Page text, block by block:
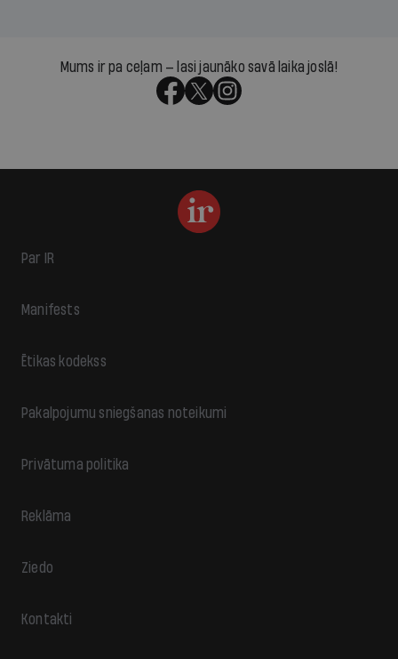
Mums ir pa ceļam — lasi jaunāko savā laika joslā!
Par IR
Manifests
Ētikas kodekss
Pakalpojumu sniegšanas noteikumi
Privātuma politika
Reklāma
Ziedo
Kontakti